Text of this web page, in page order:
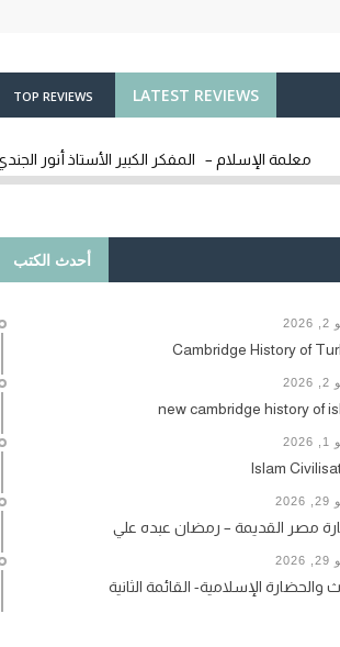
LATEST REVIEWS
TOP REVIEWS
معلمة الإسلام – المفكر الكبير الأستاذ أنور
أحدث الكتب
Cambridge History of
new cambridge history of
Islam
مصر القديمة – رمضان عبده علي
والحضارة الإسلامية- القائمة الثانية